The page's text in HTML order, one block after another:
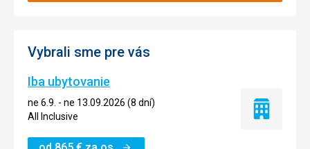
Vybrali sme pre vás
Iba ubytovanie
ne 6.9. - ne 13.09.2026 (8 dní)
All Inclusive
Iba